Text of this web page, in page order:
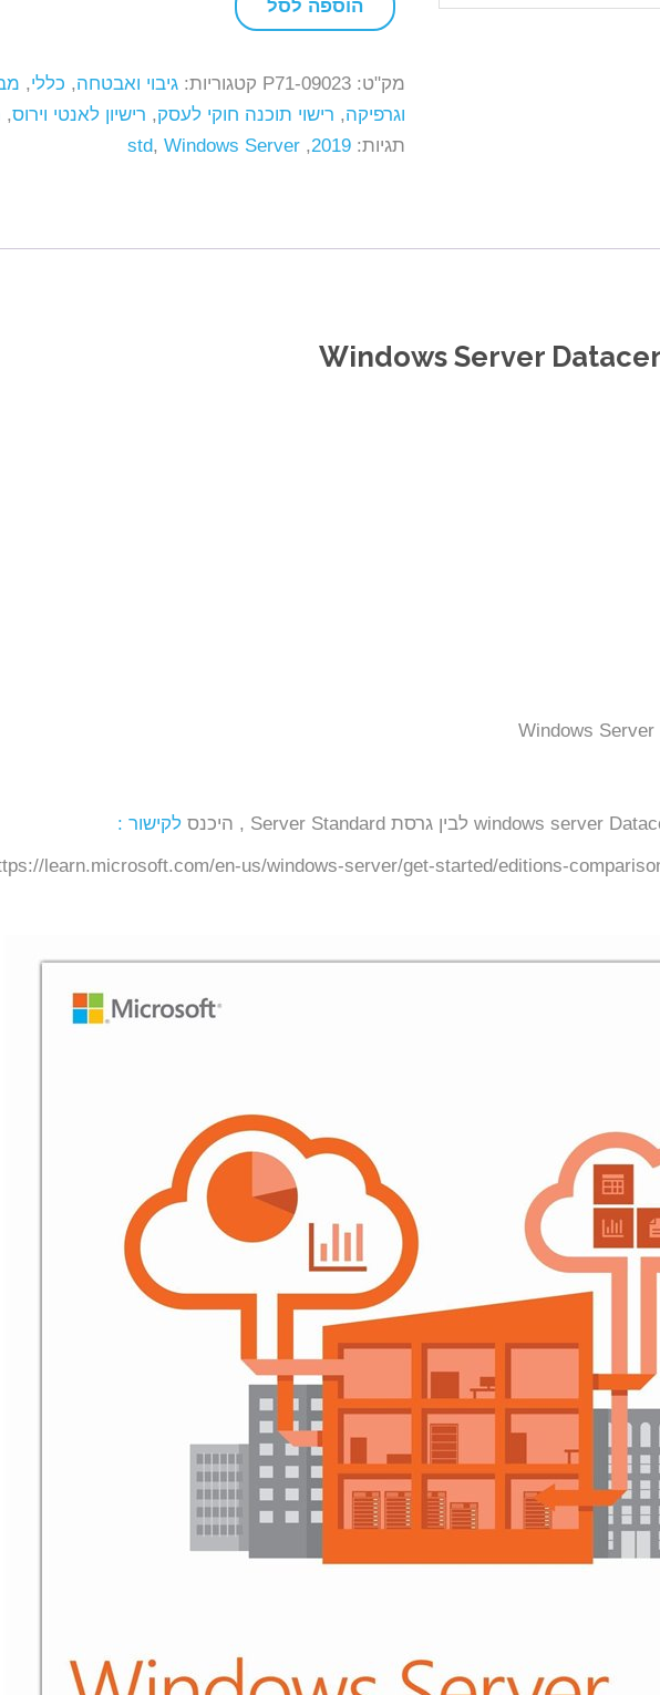
כמות
Windows
Server
Datacenter
הוספה לסל
מק"ט: P71-09023 קטגוריות: גיבוי ואבטחה, כללי,
וגרפיקה, רישוי תוכנה חוקי לעסק, רישיון לאנטי וירוס,
תגיות: 2019
,
std, Windows Server
Windows Server
לקישור :
learn.microsoft.com/en-us/windows-server/get-started/editions-